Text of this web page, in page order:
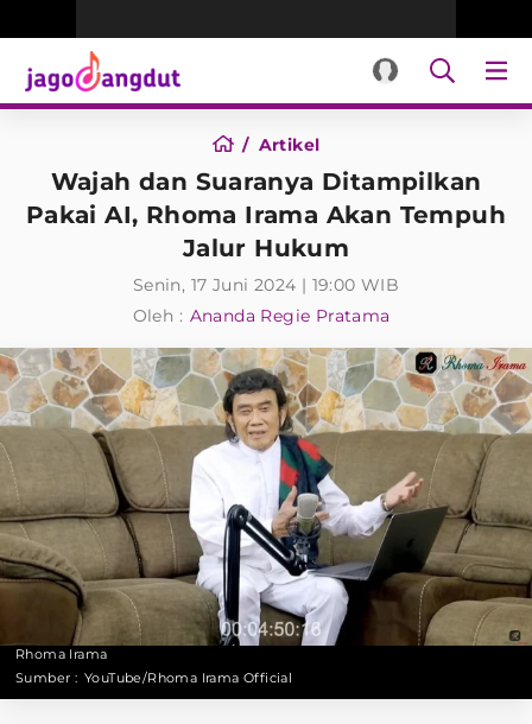
Artikel
Wajah dan Suaranya Ditampilkan
Pakai AI, Rhoma Irama Akan Tempuh
Jalur Hukum
Senin, 17 Juni 2024 | 19:00 WIB
Oleh : Ananda Regie Pratama
Rhoma Irama
Sumber : YouTube/Rhoma Irama Official